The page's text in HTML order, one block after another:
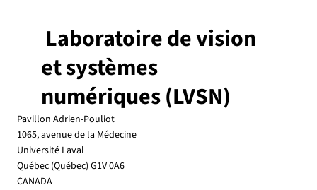
Laboratoire de vision
et systèmes
numériques (LVSN)
Pavillon Adrien-Pouliot
1065, avenue de la Médecine
Université Laval
Québec (Québec) G1V 0A6
CANADA